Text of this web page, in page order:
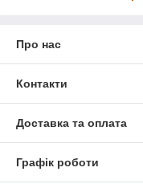
Про нас
Контакти
Доставка та оплата
Графік роботи